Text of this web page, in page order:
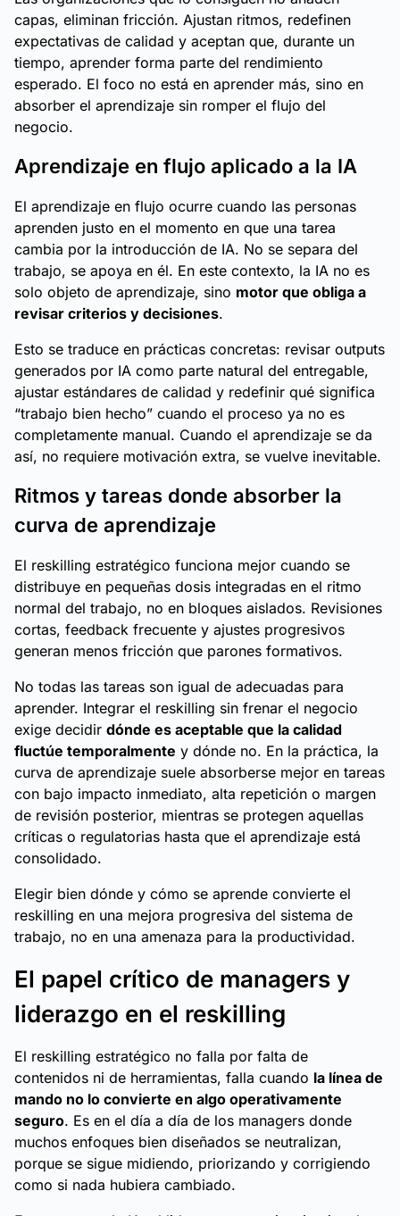
capas, eliminan fricción. Ajustan ritmos, redefinen
expectativas de calidad y aceptan que, durante un
tiempo, aprender forma parte del rendimiento
esperado. El foco no está en aprender más, sino en
absorber el aprendizaje sin romper el flujo del
negocio.
Aprendizaje en flujo aplicado a la IA
El aprendizaje en flujo ocurre cuando las personas
aprenden justo en el momento en que una tarea
cambia por la introducción de IA. No se separa del
trabajo, se apoya en él. En este contexto, la IA no es
solo objeto de aprendizaje, sino motor que obliga a
revisar criterios y decisiones.
Esto se traduce en prácticas concretas: revisar outputs
generados por IA como parte natural del entregable,
ajustar estándares de calidad y redefinir qué significa
“trabajo bien hecho” cuando el proceso ya no es
completamente manual. Cuando el aprendizaje se da
así, no requiere motivación extra, se vuelve inevitable.
Ritmos y tareas donde absorber la
curva de aprendizaje
El reskilling estratégico funciona mejor cuando se
distribuye en pequeñas dosis integradas en el ritmo
normal del trabajo, no en bloques aislados. Revisiones
cortas, feedback frecuente y ajustes progresivos
generan menos fricción que parones formativos.
No todas las tareas son igual de adecuadas para
aprender. Integrar el reskilling sin frenar el negocio
exige decidir dónde es aceptable que la calidad
fluctúe temporalmente y dónde no. En la práctica, la
curva de aprendizaje suele absorberse mejor en tareas
con bajo impacto inmediato, alta repetición o margen
de revisión posterior, mientras se protegen aquellas
críticas o regulatorias hasta que el aprendizaje está
consolidado.
Elegir bien dónde y cómo se aprende convierte el
reskilling en una mejora progresiva del sistema de
trabajo, no en una amenaza para la productividad.
El papel crítico de managers y
liderazgo en el reskilling
El reskilling estratégico no falla por falta de
contenidos ni de herramientas, falla cuando la línea de
mando no lo convierte en algo operativamente
seguro. Es en el día a día de los managers donde
muchos enfoques bien diseñados se neutralizan,
porque se sigue midiendo, priorizando y corrigiendo
como si nada hubiera cambiado.